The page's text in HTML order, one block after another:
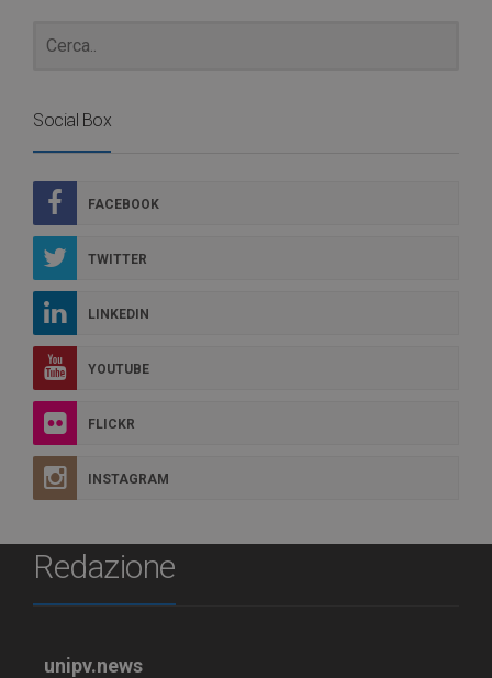
Social Box
FACEBOOK
TWITTER
LINKEDIN
YOUTUBE
FLICKR
INSTAGRAM
Redazione
unipv.news